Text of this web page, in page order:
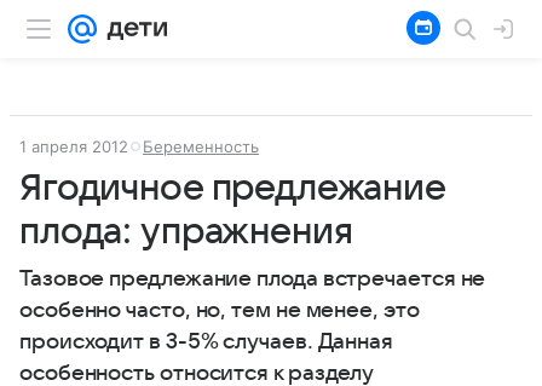
1 апреля 2012 Беременность
Ягодичное предлежание
плода: упражнения
Тазовое предлежание плода встречается не
особенно часто, но, тем не менее, это
происходит в 3-5% случаев. Данная
особенность относится к разделу